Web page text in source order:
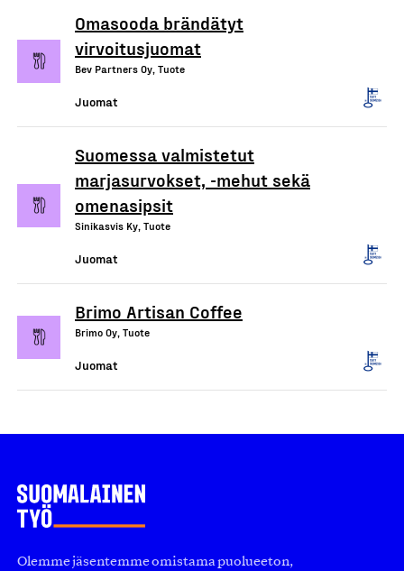
Omasooda brändätyt
virvoitusjuomat
Bev Partners Oy, Tuote
Juomat
Suomessa valmistetut
marjasurvokset, -mehut sekä
omenasipsit
Sinikasvis Ky, Tuote
Juomat
Brimo Artisan Coffee
Brimo Oy, Tuote
Juomat
Olemme jäsentemme omistama puolueeton,